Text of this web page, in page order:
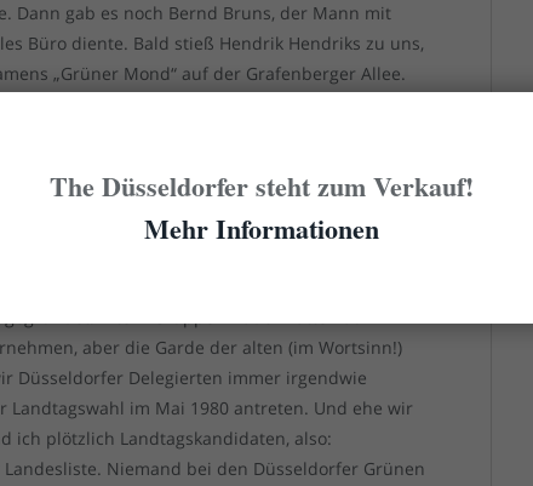
Dann gab es noch Bernd Bruns, der Mann mit
Büro diente. Bald stieß Hendrik Hendriks zu uns,
„Grüner Mond“ auf der Grafenberger Allee.
dem ich nie genau wusste, ob und was er
in der Stadt, und zwischenzeitlich tagten wir
und am Frankenplatz. Meine Lebensgefährtin
und Reichardt waren zehn Jahre älter wie
Tag in Hersel am Rhein hatten sich die NRW-
Alte K-Gruppen-Kader hatten auf
aber die Garde der alten (im Wortsinn!)
Düsseldorfer Delegierten immer irgendwie
im Mai 1980 antreten. Und ehe wir
ich plötzlich Landtagskandidaten, also:
Niemand bei den Düsseldorfer Grünen
The Düsseldorfer steht zum Verkauf!
Mehr Informationen